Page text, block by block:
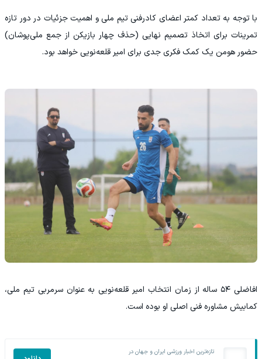
با توجه به تعداد کمتر اعضای کادرفنی تیم ملی و اهمیت جزئیات در دور تازه
تمرینات برای اتخاذ تصمیم نهایی (حذف چهار بازیکن از جمع ملی‌پوشان)
حضور هومن یک کمک فکری جدی برای امیر قلعه‌نویی خواهد بود.
افاضلی ۵۴ ساله از زمان انتخاب امیر قلعه‌نویی به عنوان سرمربی تیم ملی،
کمابیش مشاوره فنی اصلی او بوده است.
تازه‌ترین اخبار ورزشی ایران و جهان در